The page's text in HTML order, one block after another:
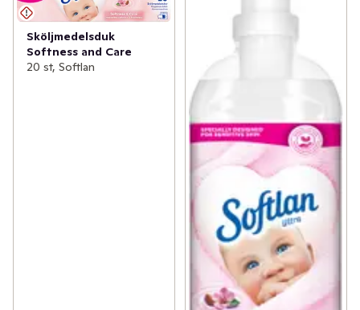
Sköljmedelsduk
Softness and Care
20 st, Softlan